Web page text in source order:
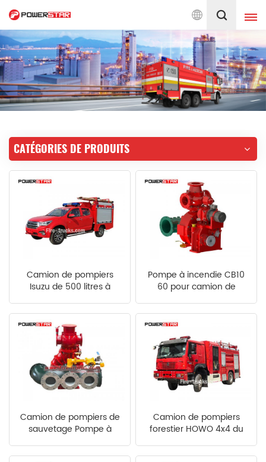
de pompiers depuis 1990 Français
English français
Deutsch русский
português
日本語
한국의 Türkçe
Melayu ไทย
中文 қазақ
Filipino မြန်မာ
CATÉGORIES DE PRODUITS
Camion de pompiers
Isuzu de 500 litres à
Pompe à incendie CB10
60 pour camion de
Camion de pompiers de
sauvetage Pompe à
Camion de pompiers
forestier HOWO 4x4 du